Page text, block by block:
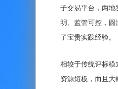
子交易平台，两地
明、监管可控，
了宝贵实践经验。
相较于传统评标模
资源短板，而且大